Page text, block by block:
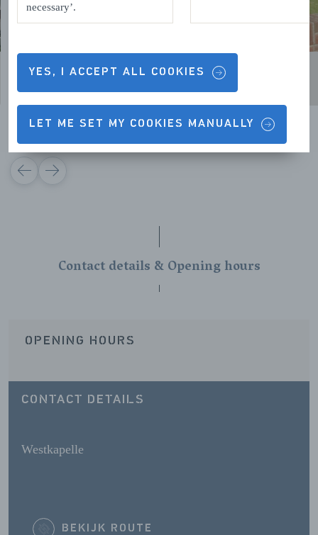
necessary’.
YES, I ACCEPT ALL COOKIES
LET ME SET MY COOKIES MANUALLY
VORIGEVOLGENDE
Contact details & Opening hours
OPENING HOURS
CONTACT DETAILS
Westkapelle
BEKIJK ROUTE